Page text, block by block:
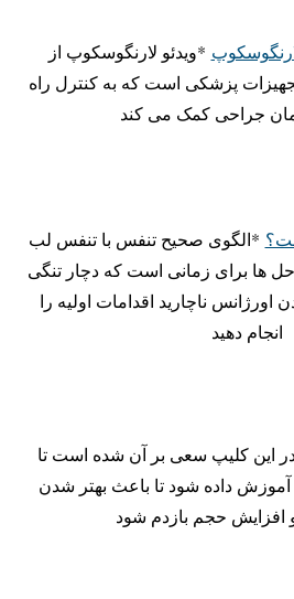
*ویدئو لارنگوسکوپ از
پزشکی است که به کنترل راه
جراحی کمک می کند
*الگوی صحیح تنفس با تنفس لب
ها برای زمانی است که دچار تنگی
ناچارید اقدامات اولیه را
انجام دهید
این کلیپ سعی بر آن شده است تا
داده شود تا باعث بهتر شدن
حجم بازدم شود